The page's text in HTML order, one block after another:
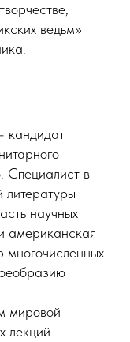
ведьм»
кандидат
Специалист в
литературы
научных
американская
многочисленных
мировой
лекций